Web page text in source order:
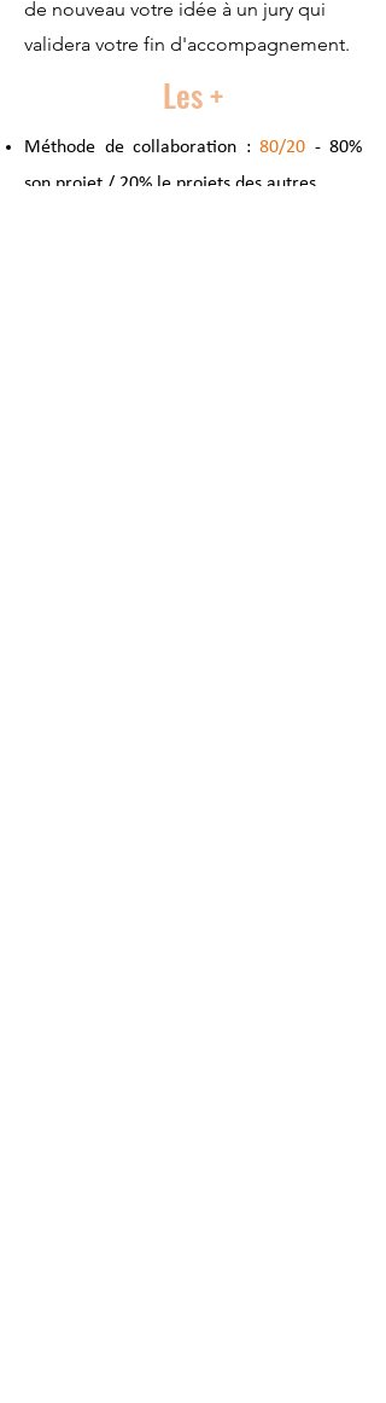
de nouveau votre idée à un jury qui
validera votre fin d'accompagnement.
Les +
Méthode de collaboration : 80/20 - 80%
son projet / 20% le projets des autres